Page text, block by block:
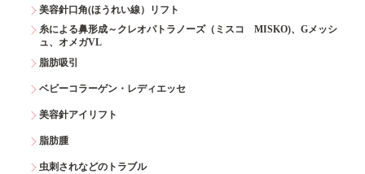
美容針口角(ほうれい線）リフト
糸による鼻形成～クレオパトラノーズ（ミスコ MISKO)、Gメッシ
ュ、オメガVL
脂肪吸引
ベビーコラーゲン・レディエッセ
美容針アイリフト
脂肪腫
虫刺されなどのトラブル